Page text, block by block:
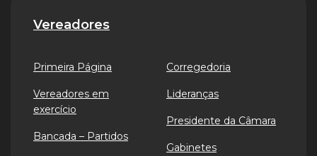
Vereadores
Primeira Página
Vereadores em
exercício
Bancada – Partidos
Corregedoria
Lideranças
Presidente da Câmara
Gabinetes